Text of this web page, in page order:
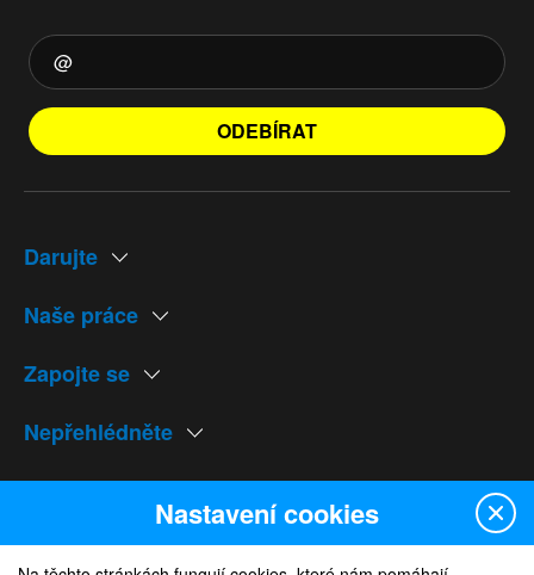
ODEBÍRAT
Darujte
Naše práce
Zapojte se
Nepřehlédněte
Naše weby
Nastavení cookies